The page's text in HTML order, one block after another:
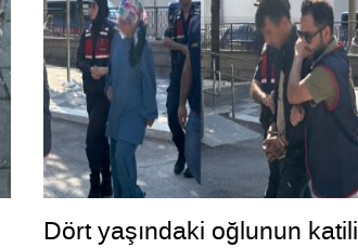
Dört yaşındaki oğlunun katili